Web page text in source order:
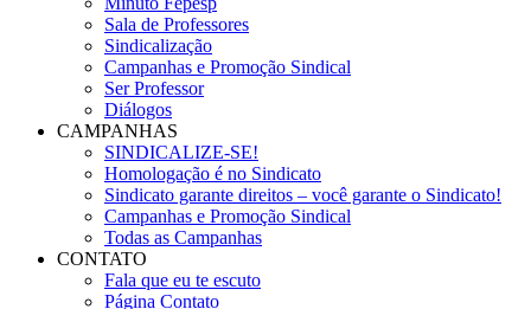
Sala de Professores
Sindicalização
Campanhas e Promoção Sindical
Ser Professor
Diálogos
CAMPANHAS
SINDICALIZE-SE!
Homologação é no Sindicato
Sindicato garante direitos – você garante o Sindicato!
Campanhas e Promoção Sindical
Todas as Campanhas
CONTATO
Fala que eu te escuto
Página Contato